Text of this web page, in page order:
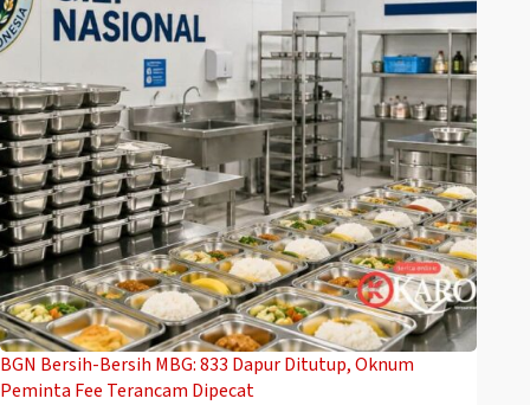
BGN Bersih-Bersih MBG: 833 Dapur Ditutup, Oknum
Peminta Fee Terancam Dipecat